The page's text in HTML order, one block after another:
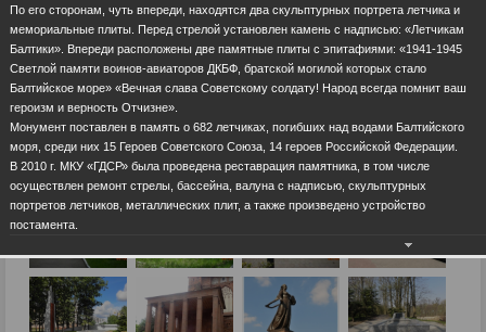
По его сторонам, чуть впереди, находятся два скульптурных портрета летчика и
мемориальные плиты. Перед стрелой установлен камень с надписью: «Летчикам
Балтики». Впереди расположены две памятные плиты с эпитафиями: «1941-1945
Светлой памяти воинов-авиаторов ДКБФ, братской могилой которых стало
Балтийское море» «Вечная слава Советскому солдату! Народ всегда помнит ваш
героизм и верность Отчизне».
Монумент поставлен в память о 682 летчиках, погибших над водами Балтийского
моря, среди них 15 Героев Советского Союза, 14 героев Российской Федерации.
В 2010 г. МКУ «ГДСР» была проведена реставрация памятника, в том числе
осуществлен ремонт стрелы, бассейна, валуна с надписью, скульптурных
портретов летчиков, металлических плит, а также произведено устройство
постамента.